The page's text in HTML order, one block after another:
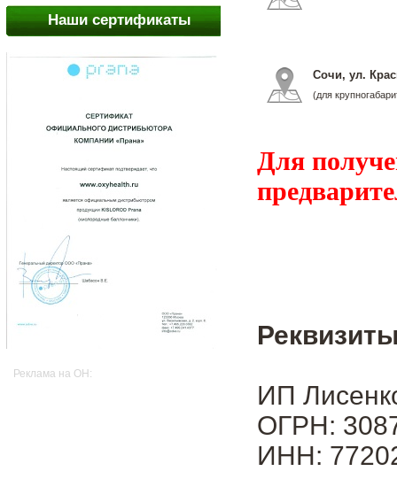
Наши сертификаты
Реклама на OH:
Сочи, ул.
(для
Для
ИП
ОГРН:
ИНН: